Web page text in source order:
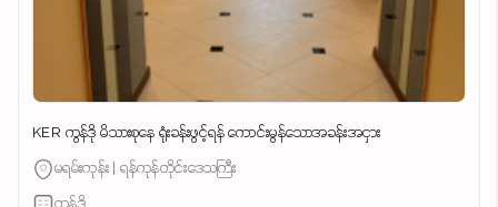
KER ကွန်ဒို မိသားစုနေ ရုံးခန်းဖွင့်ရန် ကောင်းမွန်သောအခန်းအငှား
မရမ်းကုန်း | ရန်ကုန်တိုင်းဒေသကြီး